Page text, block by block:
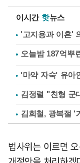
이시간 핫뉴스
'고지용과 이혼'
'마약 자숙' 유아
김정렬 "친형 군
김희철, 광복절 '
법사위는 이르면